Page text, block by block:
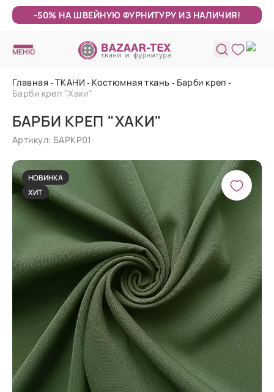
-50% НА ШВЕЙНУЮ ФУРНИТУРУ ИЗ НАЛИЧИЯ!
МЕНЮ
Главная ТКАНИ Костюмная ткань
Барби креп
Барби креп "Хаки"
БАРБИ КРЕП "ХАКИ"
Артикул: БАРКР01
НОВИНКА
ХИТ